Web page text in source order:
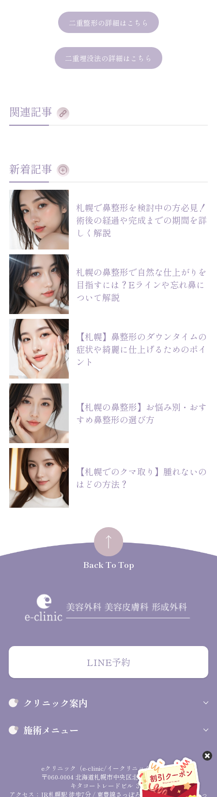
二重整形の詳細はこちら
二重埋没法の詳細はこちら
関連記事
新着記事
札幌で鼻整形を検討中の方必見！
術後の経過や完成までの期間を詳
しく解説
札幌の鼻整形で自然な仕上がりを
目指すには？Eラインや忘れ鼻に
ついて解説
【札幌】鼻整形のダウンタイムの
症状や綺麗に仕上げるためのポイ
ント
【札幌の鼻整形】お悩み別・おす
すめ鼻整形の選び方
【札幌でのクマ取り】腫れないの
はどの方法？
LINE予約
クリニック案内
施術メニュー
eクリニック（e-clinic/イークリニック）札幌院
〒060-0004 北海道札幌市中央区北４条西２丁目
キタコートレードビル ３Ｆ
アクセス：JR札幌駅 徒歩7分 / 東豊線さっぽろ駅 徒歩1分 / 南北線さっ
Back To Top